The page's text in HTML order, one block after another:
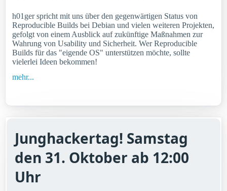
h01ger spricht mit uns über den gegenwärtigen Status von
Reproducible Builds bei Debian und vielen weiteren Projekten,
gefolgt von einem Ausblick auf zukünftige Maßnahmen zur
Wahrung von Usability und Sicherheit. Wer Reproducible
Builds für das "eigende OS" unterstützen möchte, sollte
vielerlei Ideen bekommen!
mehr...
Junghackertag! Samstag
den 31. Oktober ab 12:00
Uhr